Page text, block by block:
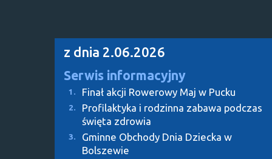
z dnia 2.06.2026
Serwis informacyjny
1. Finał akcji Rowerowy Maj w Pucku
2.
Profilaktyka i rodzinna zabawa podczas
święta zdrowia
3.
Gminne Obchody Dnia Dziecka w
Bolszewie